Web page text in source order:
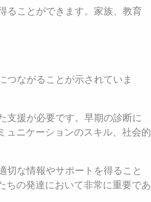
ることができます。家族、教育
つながることが示されていま
支援が必要です。早期の診断に
ュニケーションのスキル、社会的
切な情報やサポートを得ること
ちの発達において非常に重要であ